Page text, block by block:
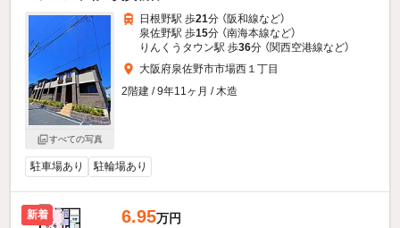
すべての写真
日根野駅 歩21分 （阪和線など）
泉佐野駅 歩15分 （南海本線など）
りんくうタウン駅 歩36分 （関西空港線など）
大阪府泉佐野市市場西１丁目
2階建 / 9年11ヶ月 / 木造
駐車場あり 駐輪場あり
新着 6.95万円